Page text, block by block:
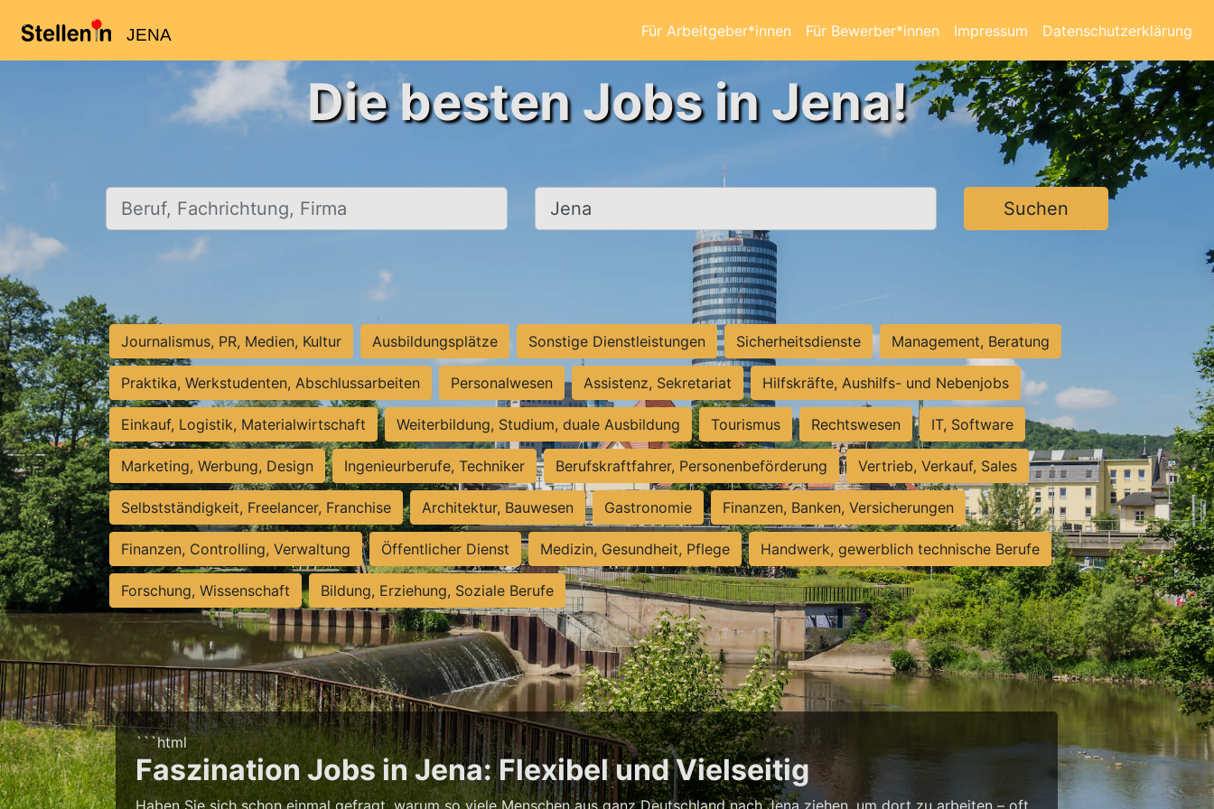
JENA Für Arbeitgeber*innen Für Bewerber*innen Impressum Datenschutzerklärung
Die besten Jobs in Jena!
Beruf, Fachrichtung, Firma Ort, Stadt Suchen
Journalismus, PR, Medien, Kultur Ausbildungsplätze Sonstige Dienstleistungen Sicherheitsdienste Management, Beratung
Praktika, Werkstudenten, Abschlussarbeiten Personalwesen Assistenz, Sekretariat Hilfskräfte, Aushilfs- und Nebenjobs
Einkauf, Logistik, Materialwirtschaft Weiterbildung, Studium, duale Ausbildung Tourismus Rechtswesen IT, Software
Marketing, Werbung, Design Ingenieurberufe, Techniker Berufskraftfahrer, Personenbeförderung Vertrieb, Verkauf, Sales
Selbstständigkeit, Freelancer, Franchise Architektur, Bauwesen Gastronomie Finanzen, Banken, Versicherungen
Finanzen, Controlling, Verwaltung Öffentlicher Dienst Medizin, Gesundheit, Pflege Handwerk, gewerblich technische Berufe
Forschung, Wissenschaft Bildung, Erziehung, Soziale Berufe
```html
Faszination Jobs in Jena: Flexibel und Vielseitig